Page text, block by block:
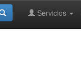
Servicios